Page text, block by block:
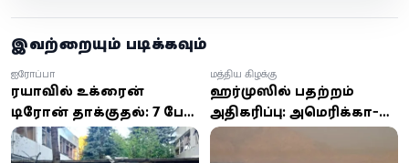
இவற்றையும் படிக்கவும்
ரஷியாவில் உக்ரைன்
டிரோன் தாக்குதல்: 7 பேர்
உயிரிழப்பு, 50-க்கும்
மேற்பட்டோர் காயம்
ஐரோப்பா
ஹர்முஸில் பதற்றம்
அதிகரிப்பு: அமெரிக்கா-
ஈரான் மோதல் தீவிரம் -
மத்திய கிழக்கு